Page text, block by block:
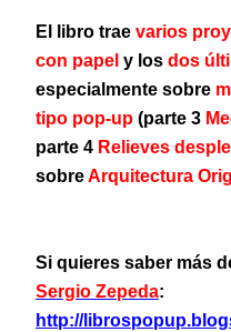
El libro trae varios
con papel y los dos
especialmente sobre
tipo pop-up (parte 3
parte 4 Relieves
sobreArquitectura
Si quieres saber más
Sergio Zepeda:
http://